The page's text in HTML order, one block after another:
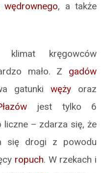
wędrownego, a także
kręgowców
mało. Z gadów
gatunki węży oraz
jest tylko 6
liczne – zdarza się, że
się drogi z powodu
ropuch. W rzekach i